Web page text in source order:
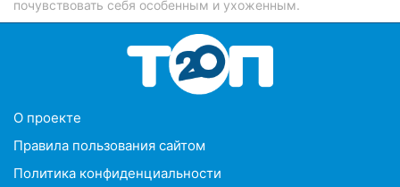
почувствовать себя особенным и ухоженным.
O проекте
Правила пользования сайтом
Политика конфиденциальности